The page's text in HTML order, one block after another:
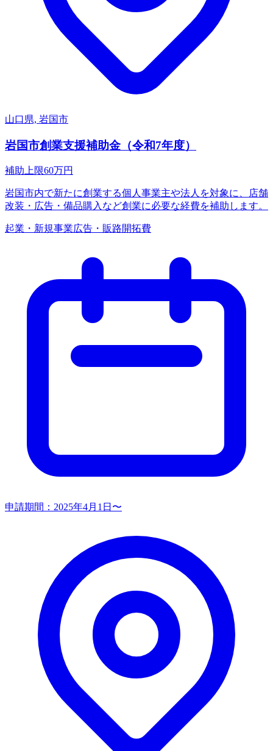
山口県, 岩国市
岩国市創業支援補助金（令和7年度）
補助上限60万円
岩国市内で新たに創業する個人事業主や法人を対象に、店舗
改装・広告・備品購入など創業に必要な経費を補助します。
起業・新規事業広告・販路開拓費
申請期間： 2025年4月1日〜